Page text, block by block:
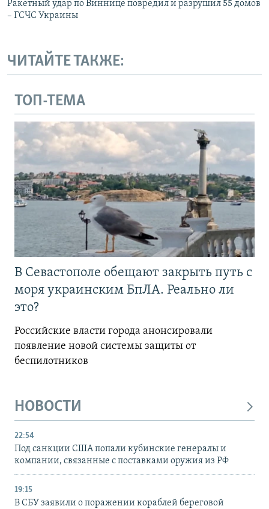
Ракетный удар по Виннице повредил и разрушил 55 домов
– ГСЧС Украины
ЧИТАЙТЕ ТАКЖЕ:
ТОП-ТЕМА
В Севастополе обещают закрыть путь с
моря украинским БпЛА. Реально ли
это?
Российские власти города анонсировали
появление новой системы защиты от
беспилотников
НОВОСТИ
22:54
Под санкции США попали кубинские генералы и
компании, связанные с поставками оружия из РФ
19:15
В СБУ заявили о поражении кораблей береговой